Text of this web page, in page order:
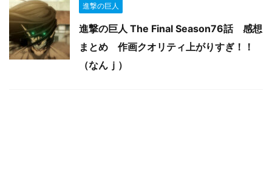
進撃の巨人
進撃の巨人 The Final Season76話 感想
まとめ 作画クオリティ上がりすぎ！！
（なんｊ）